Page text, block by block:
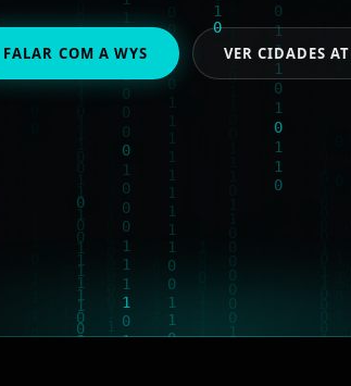
FALAR COM A WYS VER CIDADES